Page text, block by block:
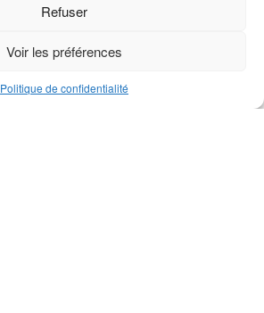
Refuser
Voir les préférences
Politique de confidentialité